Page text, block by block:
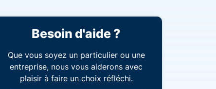
Besoin d'aide ?
Que vous soyez un particulier ou une
entreprise, nous vous aiderons avec
plaisir à faire un choix réfléchi.